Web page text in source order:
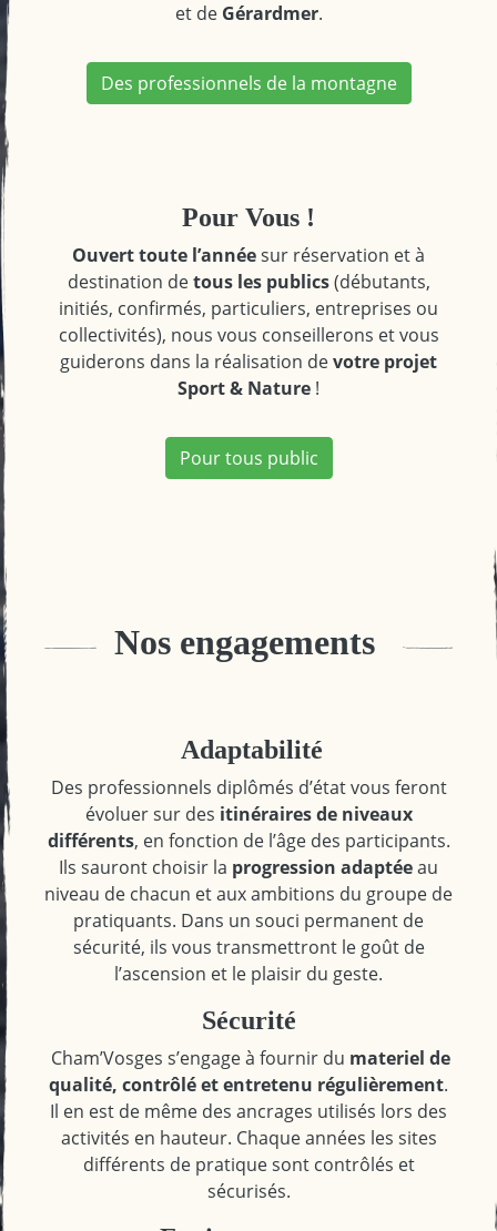
et de Gérardmer.
Des professionnels de la montagne
Pour Vous !
Ouvert toute l’annéesur réservation et à
destination detous les publics(débutants,
initiés, confirmés, particuliers, entreprises ou
collectivités), nous vous conseillerons et vous
guiderons dans la réalisation devotre projet
Sport & Nature !
Pour tous public
Nos engagements
Adaptabilité
Des professionnels diplômés d’état vous feront
évoluer sur des itinéraires de niveaux
différents, en fonction de l’âge des participants.
Ils sauront choisir la progression adaptéeau
niveau de chacun et aux ambitions du groupe de
pratiquants. Dans un souci permanent de
sécurité, ils vous transmettront le goût de
l’ascension et le plaisir du geste.
Sécurité
Cham’Vosges s’engage à fournir du materiel de
qualité, contrôlé et entretenu régulièrement.
Il en est de même des ancrages utilisés lors des
activités en hauteur. Chaque années les sites
différents de pratique sont contrôlés et
sécurisés.